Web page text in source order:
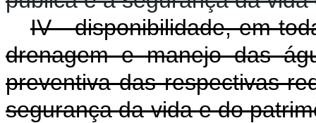
IV - disponibilidade, em
drenagem e manejo das
preventiva das respectivas
segurança da vida e